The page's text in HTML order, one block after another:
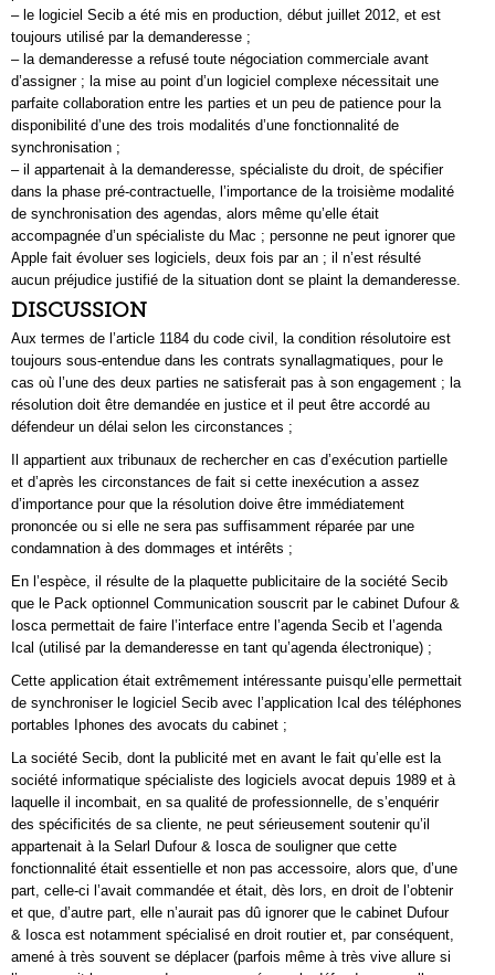
– le logiciel Secib a été mis en production, début juillet 2012, et est
toujours utilisé par la demanderesse ;
– la demanderesse a refusé toute négociation commerciale avant
d’assigner ; la mise au point d’un logiciel complexe nécessitait une
parfaite collaboration entre les parties et un peu de patience pour la
disponibilité d’une des trois modalités d’une fonctionnalité de
synchronisation ;
– il appartenait à la demanderesse, spécialiste du droit, de spécifier
dans la phase pré-contractuelle, l’importance de la troisième modalité
de synchronisation des agendas, alors même qu’elle était
accompagnée d’un spécialiste du Mac ; personne ne peut ignorer que
Apple fait évoluer ses logiciels, deux fois par an ; il n’est résulté
aucun préjudice justifié de la situation dont se plaint la demanderesse.
DISCUSSION
Aux termes de l’article 1184 du code civil, la condition résolutoire est
toujours sous-entendue dans les contrats synallagmatiques, pour le
cas où l’une des deux parties ne satisferait pas à son engagement ; la
résolution doit être demandée en justice et il peut être accordé au
défendeur un délai selon les circonstances ;
Il appartient aux tribunaux de rechercher en cas d’exécution partielle
et d’après les circonstances de fait si cette inexécution a assez
d’importance pour que la résolution doive être immédiatement
prononcée ou si elle ne sera pas suffisamment réparée par une
condamnation à des dommages et intérêts ;
En l’espèce, il résulte de la plaquette publicitaire de la société Secib
que le Pack optionnel Communication souscrit par le cabinet Dufour &
Iosca permettait de faire l’interface entre l’agenda Secib et l’agenda
Ical (utilisé par la demanderesse en tant qu’agenda électronique) ;
Cette application était extrêmement intéressante puisqu’elle permettait
de synchroniser le logiciel Secib avec l’application Ical des téléphones
portables Iphones des avocats du cabinet ;
La société Secib, dont la publicité met en avant le fait qu’elle est la
société informatique spécialiste des logiciels avocat depuis 1989 et à
laquelle il incombait, en sa qualité de professionnelle, de s’enquérir
des spécificités de sa cliente, ne peut sérieusement soutenir qu’il
appartenait à la Selarl Dufour & Iosca de souligner que cette
fonctionnalité était essentielle et non pas accessoire, alors que, d’une
part, celle-ci l’avait commandée et était, dès lors, en droit de l’obtenir
et que, d’autre part, elle n’aurait pas dû ignorer que le cabinet Dufour
& Iosca est notamment spécialisé en droit routier et, par conséquent,
amené à très souvent se déplacer (parfois même à très vive allure si